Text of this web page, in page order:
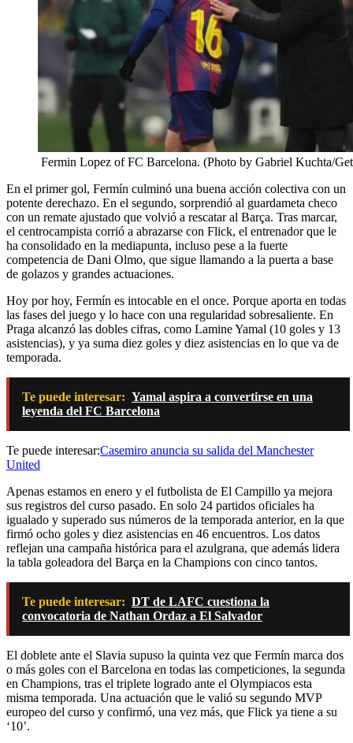
Fermin Lopez of FC Barcelona. (Photo by Gabriel Kuchta/
En el primer gol, Fermín culminó una buena acción colectiva con un
potente derechazo. En el segundo, sorprendió al guardameta checo
con un remate ajustado que volvió a rescatar al Barça. Tras marcar,
el centrocampista corrió a abrazarse con Flick, el entrenador que le
ha consolidado en la mediapunta, incluso pese a la fuerte
competencia de Dani Olmo, que sigue llamando a la puerta a base
de golazos y grandes actuaciones.
Hoy por hoy, Fermín es intocable en el once. Porque aporta en todas
las fases del juego y lo hace con una regularidad sobresaliente. En
Praga alcanzó las dobles cifras, como Lamine Yamal (10 goles y 13
asistencias), y ya suma diez goles y diez asistencias en lo que va de
temporada.
Te puede interesar: Yamal aspira a convertirse en una
leyenda del FC Barcelona
Te puede interesar:Casemiro anuncia su salida del Manchester
United
Apenas estamos en enero y el futbolista de El Campillo ya mejora
sus registros del curso pasado. En solo 24 partidos oficiales ha
igualado y superado sus números de la temporada anterior, en la que
firmó ocho goles y diez asistencias en 46 encuentros. Los datos
reflejan una campaña histórica para el azulgrana, que además lidera
la tabla goleadora del Barça en la Champions con cinco tantos.
Te puede interesar: DT de LAFC cuestiona la
convocatoria de Nathan Ordaz a El Salvador
El doblete ante el Slavia supuso la quinta vez que Fermín marca dos
o más goles con el Barcelona en todas las competiciones, la segunda
en Champions, tras el triplete logrado ante el Olympiacos esta
misma temporada. Una actuación que le valió su segundo MVP
europeo del curso y confirmó, una vez más, que Flick ya tiene a su
‘10’.